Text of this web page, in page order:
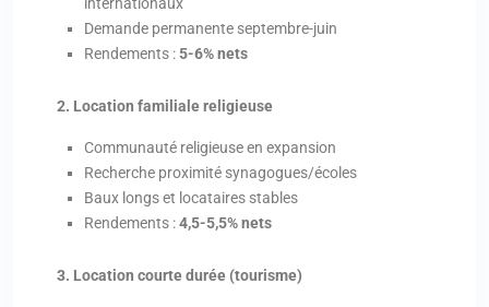
Demande permanente septembre-juin
Rendements :5-6% nets
2. Location familiale religieuse
Communauté religieuse en expansion
Recherche proximité synagogues/écoles
Baux longs et locataires stables
Rendements :4,5-5,5% nets
3. Location courte durée (tourisme)